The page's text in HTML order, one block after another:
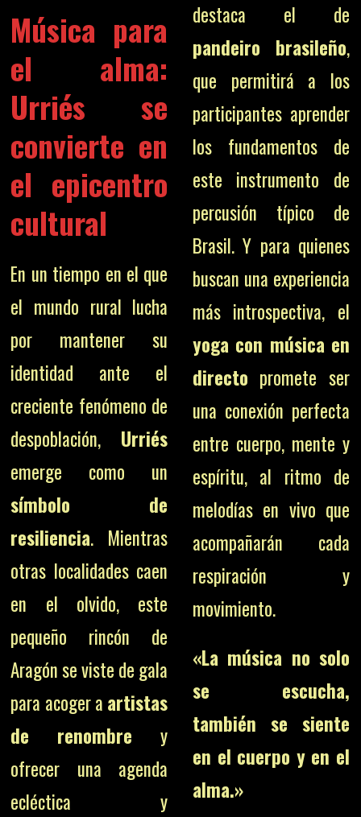
Música para
el alma:
Urriés se
convierte en
el epicentro
cultural
En un tiempo en el que
el mundo rural lucha
por mantener su
identidad ante el
creciente fenómeno de
despoblación, Urriés
emerge como un
símbolo de
resiliencia. Mientras
otras localidades caen
en el olvido, este
pequeño rincón de
Aragón se viste de gala
para acoger a artistas
de renombre y
ofrecer una agenda
ecléctica y
destaca el de
pandeiro brasileño,
que permitirá a los
participantes aprender
los fundamentos de
este instrumento de
percusión típico de
Brasil. Y para quienes
buscan una experiencia
más introspectiva, el
yoga con música en
directo promete ser
una conexión perfecta
entre cuerpo, mente y
espíritu, al ritmo de
melodías en vivo que
acompañarán cada
respiración y
movimiento.
«La música no solo
se escucha,
también se siente
en el cuerpo y en el
alma.»